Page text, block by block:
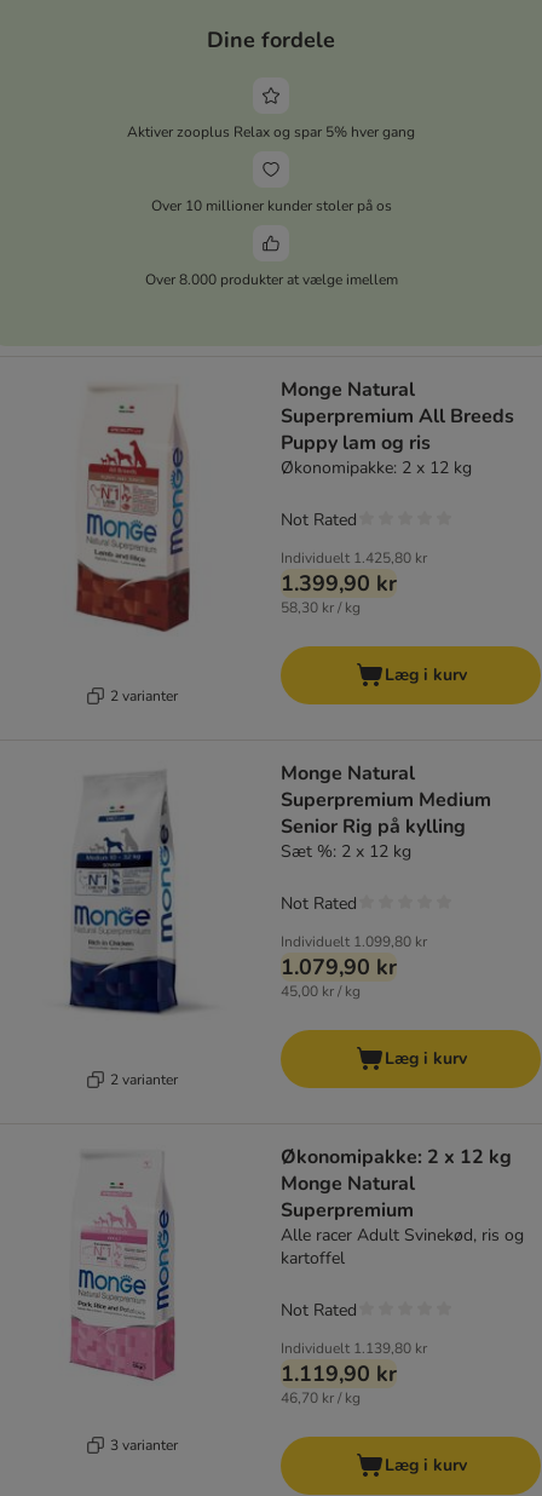
Dine fordele
Aktiver zooplus Relax og spar 5% hver gang
Over 10 millioner kunder stoler på os
Over 8.000 produkter at vælge imellem
2 varianter
Monge Natural
Superpremium All Breeds
Puppy lam og ris
Økonomipakke: 2 x 12 kg
Individuelt 1.425,80 kr
1.399,90 kr
58,30 kr / kg
Not Rated
Læg i kurv
2 varianter
Monge Natural
Superpremium Medium
Senior Rig på kylling
Sæt %: 2 x 12 kg
Individuelt 1.099,80 kr
1.079,90 kr
45,00 kr / kg
Not Rated
Læg i kurv
3 varianter
Økonomipakke: 2 x 12 kg
Monge Natural
Superpremium
Alle racer Adult Svinekød, ris og
kartoffel
Individuelt 1.139,80 kr
1.119,90 kr
46,70 kr / kg
Not Rated
Læg i kurv